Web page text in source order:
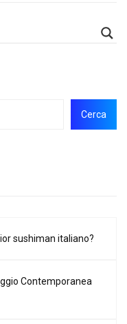
Cerca
sushiman italiano?
Contemporanea